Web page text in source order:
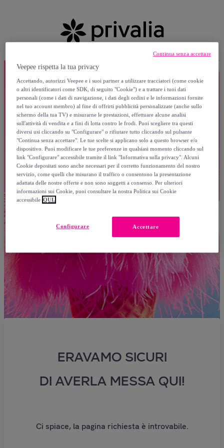
ERAVAMO SICURI
DI AVERLA MESSA QUI!
Ci spiace, la pagina richiesta è introvabile.
Veepee rispetta la tua privacy
Accettando, autorizzi Veepee e i suoi partner a utilizzare tracciatori (come cookie
o altri identificatori come SDK, di seguito "Cookie") e a trattare i tuoi dati
personali (come i dati di navigazione, i dati degli ordini e le informazioni fornite
nel tuo account membro) al fine di offrirti pubblicità personalizzate (anche sullo
schermo della tua TV) e misurarne le prestazioni, effettuare alcune analisi
sull'attività di vendita e a fini di lotta contro le frodi. Puoi scegliere tra questi
diversi usi cliccando su "Configurare" o rifiutare tutto cliccando sul pulsante
"Continua senza accettare". Le tue scelte si applicano solo a questo browser e/o
dispositivo. Puoi modificare le tue preferenze in qualsiasi momento cliccando sul
link "Configurare" accessibile tramite il link "Informativa sulla privacy". Alcuni
Cookie depositati sono anche necessari per il corretto funzionamento del nostro
servizio, come quelli che misurano il traffico o consentono la presentazione
adattata delle nostre offerte e non sono soggetti a consenso. Per ulteriori
informazioni sui Cookie, puoi consultare la nostra Politica sui Cookie
accessibile QUI.
Accettare
Configurare
Continua senza accettare